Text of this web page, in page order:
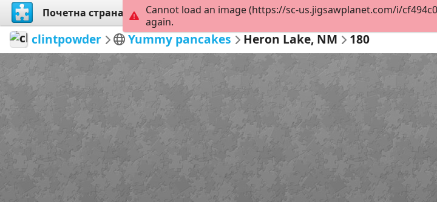
Почетна страна Истражи Креирај
clintpowder Yummy pancakes Heron Lake, NM 180
Cannot load an image (https://sc-us.jigsawplanet.com/i/
again.